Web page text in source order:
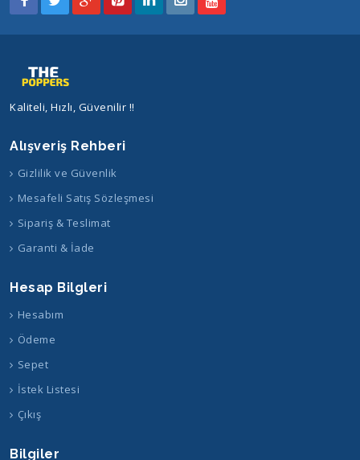
Kaliteli, Hızlı, Güvenilir !!
Alışveriş Rehberi
Gizlilik ve Güvenlik
Mesafeli Satış Sözleşmesi
Sipariş & Teslimat
Garanti & İade
Hesap Bilgleri
Hesabım
Ödeme
Sepet
İstek Listesi
Çıkış
Bilgiler